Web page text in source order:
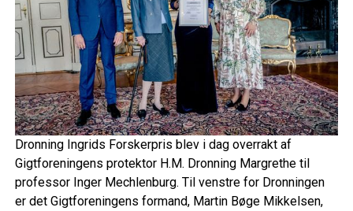
Dronning Ingrids Forskerpris blev i dag overrakt af
Gigtforeningens protektor H.M. Dronning Margrethe til
professor Inger Mechlenburg. Til venstre for Dronningen
er det Gigtforeningens formand, Martin Bøge Mikkelsen,